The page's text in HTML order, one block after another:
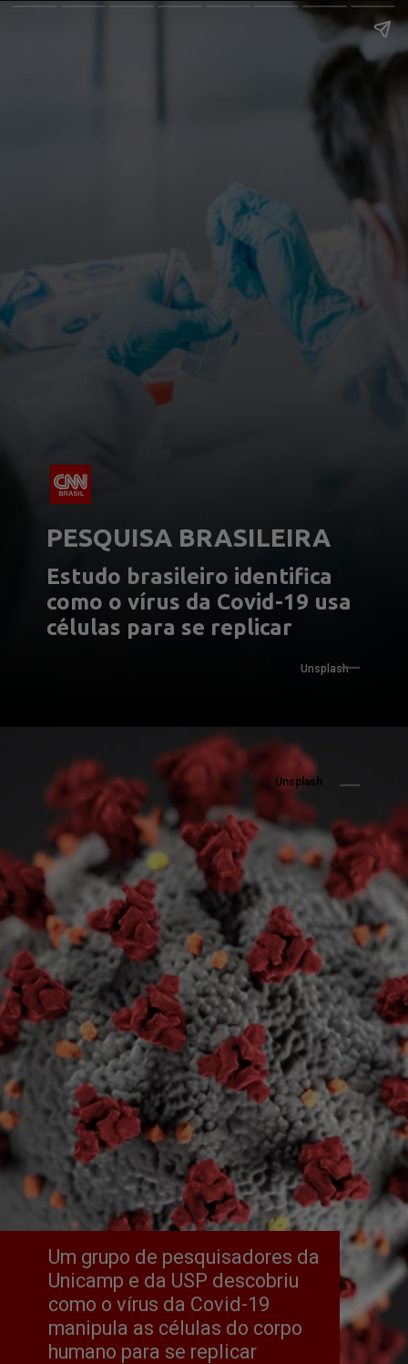
PESQUISA BRASILEIRA
Estudo brasileiro identifica
como o vírus da Covid-19 usa
células para se replicar
Unsplash
Unsplash
Um grupo de pesquisadores da
Unicamp e da USP descobriu
como o vírus da Covid-19
manipula as células do corpo
humano para se replicar